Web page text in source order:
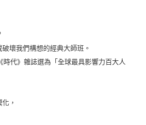
壞我們構想的經典大師班。
代》雜誌選為「全球最具影響力百大人
，